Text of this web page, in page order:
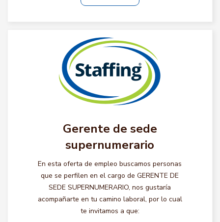
Gerente de sede
supernumerario
En esta oferta de empleo buscamos personas
que se perfilen en el cargo de GERENTE DE
SEDE SUPERNUMERARIO, nos gustaría
acompañarte en tu camino laboral, por lo cual
te invitamos a que: